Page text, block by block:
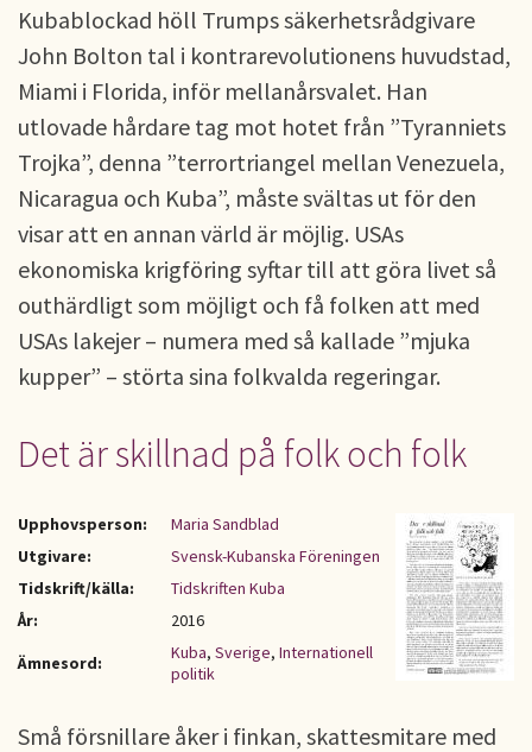
Kubablockad höll Trumps säkerhetsrådgivare
John Bolton tal i kontrarevolutionens huvudstad,
Miami i Florida, inför mellanårsvalet. Han
utlovade hårdare tag mot hotet från ”Tyranniets
Trojka”, denna ”terrortriangel mellan Venezuela,
Nicaragua och Kuba”, måste svältas ut för den
visar att en annan värld är möjlig. USAs
ekonomiska krigföring syftar till att göra livet så
outhärdligt som möjligt och få folken att med
USAs lakejer – numera med så kallade ”mjuka
kupper” – störta sina folkvalda regeringar.
Det är skillnad på folk och folk
Upphovsperson:
Maria Sandblad
Utgivare:
Svensk-Kubanska Föreningen
Tidskrift/källa:
Tidskriften Kuba
År:
2016
Ämnesord:
Kuba, Sverige, Internationell
politik
Små försnillare åker i finkan, skattesmitare med